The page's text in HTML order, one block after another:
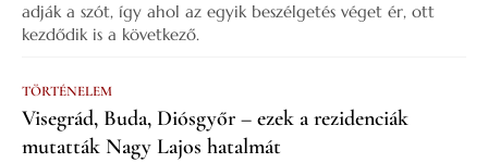
adják a szót, így ahol az egyik beszélgetés véget ér, ott
kezdődik is a következő.
TÖRTÉNELEM
Visegrád, Buda, Diósgyőr – ezek a rezidenciák
mutatták Nagy Lajos hatalmát